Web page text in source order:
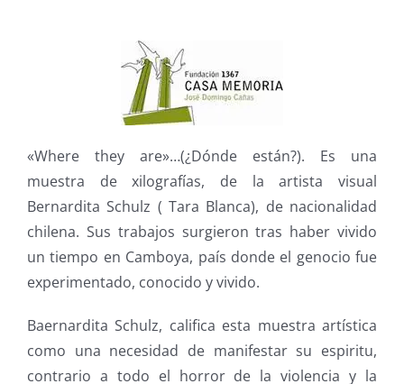
«Where they are»…(¿Dónde están?). Es una
muestra de xilografías, de la artista visual
Bernardita Schulz ( Tara Blanca), de nacionalidad
chilena. Sus trabajos surgieron tras haber vivido
un tiempo en Camboya, país donde el genocio fue
experimentado, conocido y vivido.
Baernardita Schulz, califica esta muestra artística
como una necesidad de manifestar su espiritu,
contrario a todo el horror de la violencia y la